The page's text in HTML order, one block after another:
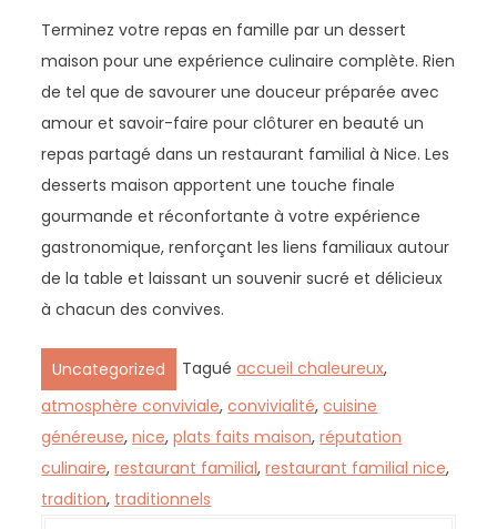
Terminez votre repas en famille par un dessert
maison pour une expérience culinaire complète. Rien
de tel que de savourer une douceur préparée avec
amour et savoir-faire pour clôturer en beauté un
repas partagé dans un restaurant familial à Nice. Les
desserts maison apportent une touche finale
gourmande et réconfortante à votre expérience
gastronomique, renforçant les liens familiaux autour
de la table et laissant un souvenir sucré et délicieux
à chacun des convives.
Uncategorized Taguéaccueil chaleureux,
atmosphère conviviale,convivialité,cuisine
généreuse,nice,plats faits maison,réputation
culinaire,restaurant familial,restaurant familial nice,
tradition, traditionnels